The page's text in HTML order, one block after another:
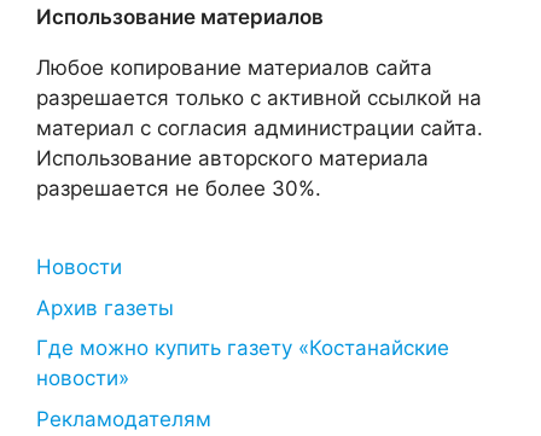
Использование материалов
Любое копирование материалов сайта
разрешается только с активной ссылкой на
материал с согласия администрации сайта.
Использование авторского материала
разрешается не более 30%.
Новости
Архив газеты
Где можно купить газету «Костанайские
новости»
Рекламодателям